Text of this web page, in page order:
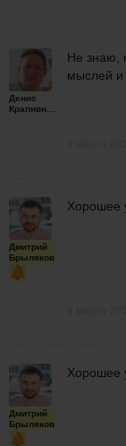
Денис
Не знаю,
мыслей и
Дмитрий
Брыляков
Хорошее
Дмитрий
Брыляков
Хорошее